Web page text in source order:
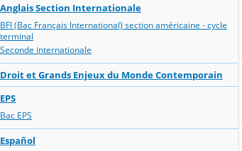
Anglais Section Internationale
BFI (Bac Français International) section américaine - cycle
terminal
Seconde internationale
Droit et Grands Enjeux du Monde Contemporain
EPS
Bac EPS
Español